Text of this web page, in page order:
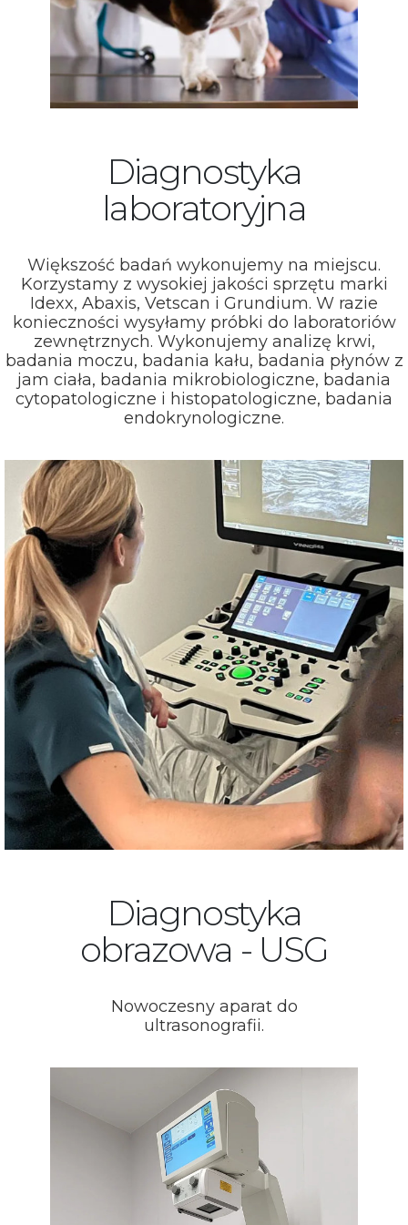
Diagnostyka
laboratoryjna
Większość badań wykonujemy na miejscu.
Korzystamy z wysokiej jakości sprzętu marki
Idexx, Abaxis, Vetscan i Grundium. W razie
konieczności wysyłamy próbki do laboratoriów
zewnętrznych. Wykonujemy analizę krwi,
badania moczu, badania kału, badania płynów z
jam ciała, badania mikrobiologiczne, badania
cytopatologiczne i histopatologiczne, badania
endokrynologiczne.
Diagnostyka
obrazowa - USG
Nowoczesny aparat do
ultrasonografii.